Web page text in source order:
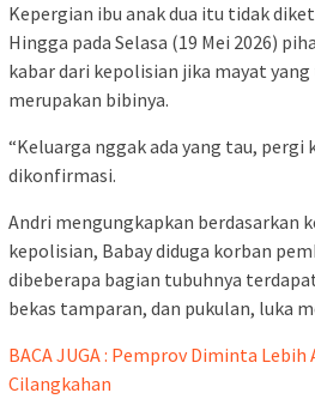
Kepergian ibu anak dua itu tidak
Hingga pada Selasa (19 Mei 2026)
kabar dari kepolisian jika mayat
merupakan bibinya.
“Keluarga nggak ada yang tau, pergi
dikonfirmasi.
Andri mengungkapkan berdasarkan
kepolisian, Babay diduga korban
dibeberapa bagian tubuhnya
bekas tamparan, dan pukulan, luka
BACA JUGA : Pemprov Diminta
Cilangkahan